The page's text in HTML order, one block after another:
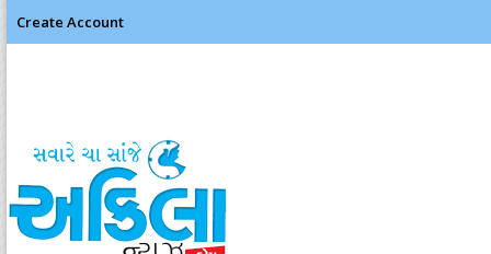
Create Account